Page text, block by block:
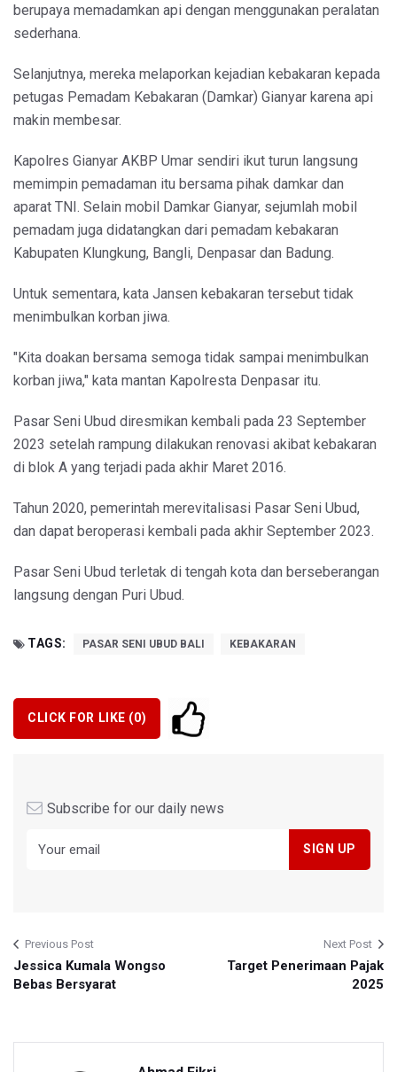
berupaya memadamkan api dengan menggunakan peralatan
sederhana.
Selanjutnya, mereka melaporkan kejadian kebakaran kepada
petugas Pemadam Kebakaran (Damkar) Gianyar karena api
makin membesar.
Kapolres Gianyar AKBP Umar sendiri ikut turun langsung
memimpin pemadaman itu bersama pihak damkar dan
aparat TNI. Selain mobil Damkar Gianyar, sejumlah mobil
pemadam juga didatangkan dari pemadam kebakaran
Kabupaten Klungkung, Bangli, Denpasar dan Badung.
Untuk sementara, kata Jansen kebakaran tersebut tidak
menimbulkan korban jiwa.
"Kita doakan bersama semoga tidak sampai menimbulkan
korban jiwa," kata mantan Kapolresta Denpasar itu.
Pasar Seni Ubud diresmikan kembali pada 23 September
2023 setelah rampung dilakukan renovasi akibat kebakaran
di blok A yang terjadi pada akhir Maret 2016.
Tahun 2020, pemerintah merevitalisasi Pasar Seni Ubud,
dan dapat beroperasi kembali pada akhir September 2023.
Pasar Seni Ubud terletak di tengah kota dan berseberangan
langsung dengan Puri Ubud.
TAGS: PASAR SENI UBUD BALI KEBAKARAN
CLICK FOR LIKE (0)
Subscribe for our daily news
Previous Post
Jessica Kumala Wongso
Bebas Bersyarat
Next Post
Target Penerimaan Pajak
2025